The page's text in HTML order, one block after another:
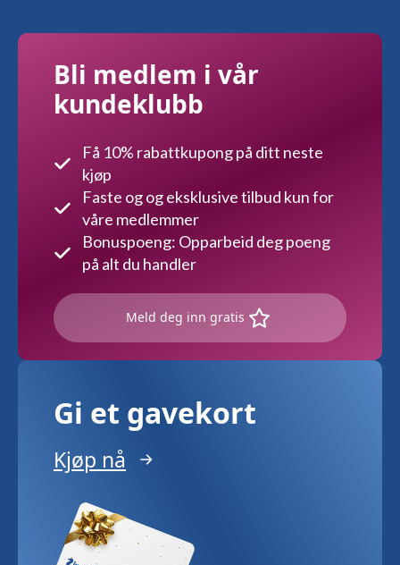
Bli medlem i vår
kundeklubb
Få 10% rabattkupong på ditt neste
kjøp
Faste og og eksklusive tilbud kun for
våre medlemmer
Bonuspoeng: Opparbeid deg poeng
på alt du handler
Meld deg inn gratis
Gi et gavekort
Kjøp nå